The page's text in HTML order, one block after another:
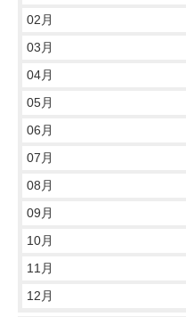
02月
03月
04月
05月
06月
07月
08月
09月
10月
11月
12月